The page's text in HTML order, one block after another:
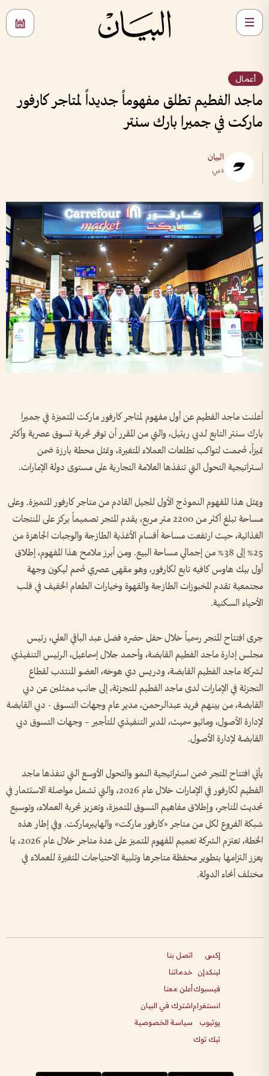
أعمال
ماجد الفطيم تطلق مفهوماً جديداً لمتاجر كارفور
ماركت في جميرا بارك سنتر
البيان
دبي
أعلنت ماجد الفطيم عن أول مفهوم لمتاجر كارفور ماركت المتميزة في جميرا
بارك سنتر التابع لـدبي ريتيل، والتي من المقرر أن توفر تجربة تسوق عصرية وأكثر
تميزاً، صُممت لتواكب تطلعات العملاء المتغيرة، وتمثل محطة بارزة ضمن
استراتيجية التحول التي تنفذها العلامة التجارية على مستوى دولة الإمارات.
ويمثل هذا المفهوم النموذج الأول للجيل القادم من متاجر كارفور المتميزة. وعلى
مساحة تبلغ أكثر من 2200 متر مربع، يقدم المتجر تصميماً يركز على المنتجات
الغذائية، حيث ارتفعت مساحة أقسام الأغذية الطازجة والوجبات الجاهزة من
25% إلى 38% من إجمالي مساحة البيع. ومن أبرز ملامح هذا المفهوم، إطلاق
أول بيك هاوس كافيه تابع لكارفور، وهو مقهى عصري صُمم ليكون وجهة
مجتمعية تقدم المخبوزات الطازجة والقهوة وخيارات الطعام الخفيف في قلب
الأحياء السكنية.
جرى افتتاح المتجر رسمياً خلال حفل حضره فضل عبد الباقي العلي، رئيس
مجلس إدارة ماجد الفطيم القابضة، وأحمد جلال إسماعيل، الرئيس التنفيذي
لشركة ماجد الفطيم القابضة، ودريس دي هوخه، العضو المنتدب لقطاع
التجزئة في الإمارات لدى ماجد الفطيم للتجزئة، إلى جانب ممثلين عن دبي
القابضة، من بينهم فريد عبدالرحمن، مدير عام وجهات التسوق - دبي القابضة
لإدارة الأصول، وماثيو سميث، المدير التنفيذي للتأجير – وجهات التسوق دبي
القابضة لإدارة الأصول.
يأتي افتتاح المتجر ضمن استراتيجية النمو والتحول الأوسع التي تنفذها ماجد
الفطيم لكارفور في الإمارات خلال عام 2026، والتي تشمل مواصلة الاستثمار في
تحديث المتاجر، وإطلاق مفاهيم التسوق المتميزة، وتعزيز تجربة العملاء، وتوسيع
شبكة الفروع لكل من متاجر «كارفور ماركت» والهايبرماركت. وفي إطار هذه
الخطة، تعتزم الشركة تعميم المفهوم المتميز على عدة متاجر خلال عام 2026، بما
يعزز التزامها بتطوير محفظة متاجرها وتلبية الاحتياجات المتغيرة للعملاء في
مختلف أنحاء الدولة.
إكس
لينكدإن
فيسبوك
انستغرام
يوتيوب
تيك توك
اتصل بنا
خدماتنا
أعلن معنا
اشترك في البيان
سياسة الخصوصية